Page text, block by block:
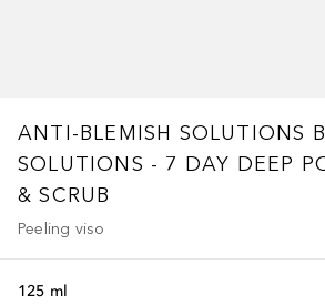
ANTI-BLEMISH SOLUTIONS
SOLUTIONS - 7 DAY DEEP
& SCRUB
Peeling viso
125 ml